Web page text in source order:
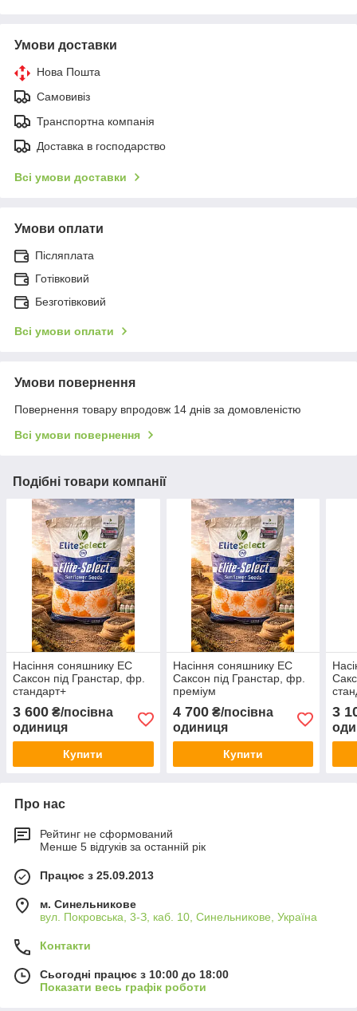
Умови доставки
Нова Пошта
Самовивіз
Транспортна компанія
Доставка в господарство
Всі умови доставки
Умови оплати
Післяплата
Готівковий
Безготівковий
Всі умови оплати
Умови повернення
Повернення товару впродовж 14 днів за домовленістю
Всі умови повернення
Подібні товари компанії
Насіння соняшнику ЕС
Саксон під Гранстар, фр.
стандарт+
3 600 ₴/посівна
одиниця
Купити
Насіння соняшнику ЕС
Саксон під Гранстар, фр.
преміум
4 700₴/посівна
одиниця
Купити
3
Про нас
Рейтинг не сформований
Менше 5 відгуків за останній рік
Працює з 25.09.2013
м. Синельникове
вул. Покровська, 3-З, каб. 10, Синельникове, Україна
Контакти
Сьогодні працює з 10:00 до 18:00
Показати весь графік роботи